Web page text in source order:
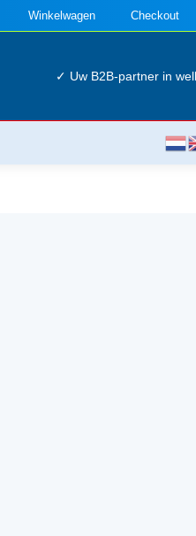
Winkelwagen Checkout
✓ Uw B2B-partner in